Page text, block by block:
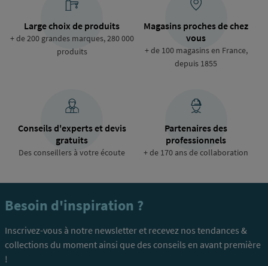
Large choix de produits
+ de 200 grandes marques, 280 000
produits
Magasins proches de chez
vous
+ de 100 magasins en France,
depuis 1855
Conseils d'experts et devis
gratuits
Des conseillers à votre écoute
Partenaires des
professionnels
+ de 170 ans de collaboration
Besoin d'inspiration ?
Inscrivez-vous à notre newsletter et recevez nos tendances &
collections du moment ainsi que des conseils en avant première
!